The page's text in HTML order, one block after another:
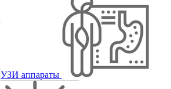
УЗИ аппараты